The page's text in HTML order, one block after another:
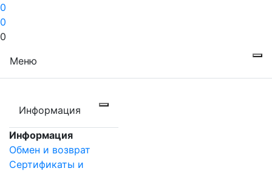
0
0
0
Меню
Информация
Информация
Обмен и возврат
Сертификаты и